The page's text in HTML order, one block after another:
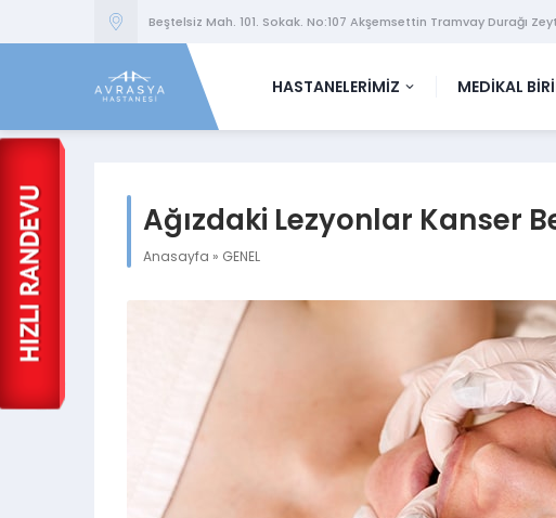
Beştelsiz Mah. 101. Sokak. No:107 Akşemsettin Tramvay Durağı
HASTANELERİMİZ MEDİKAL
Ağızdaki Lezyonlar Kanser
Anasayfa » GENEL